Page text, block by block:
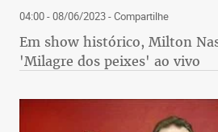
04:00 - 08/06/2023- Compartilhe
Em show histórico, Milton
'Milagre dos peixes' ao vivo